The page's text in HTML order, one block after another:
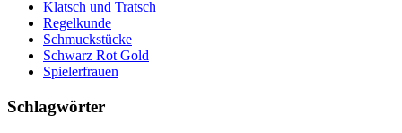
Klatsch und Tratsch
Regelkunde
Schmuckstücke
Schwarz Rot Gold
Spielerfrauen
Schlagwörter